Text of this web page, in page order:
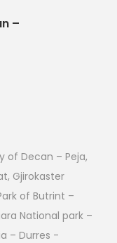
–
of Decan – Peja,
Gjirokaster
of Butrint –
National park –
– Durres -